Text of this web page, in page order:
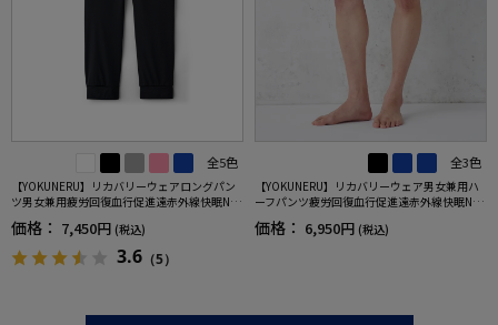
全5色
【YOKUNERU】リカバリーウェアロングパン
ツ男女兼用疲労回復血行促進遠赤外線快眠NA
NOMIX(R)【一般医療機器】SS～LLサイズ
価格： 7,450円 (税込)
3.6 （5）
全3色
【YOKUNERU】リカバリーウェア男女兼用ハ
ーフパンツ疲労回復血行促進遠赤外線快眠NA
NOMIX(R)【一般医療機器】SS～LLサイズ
価格： 6,950円 (税込)